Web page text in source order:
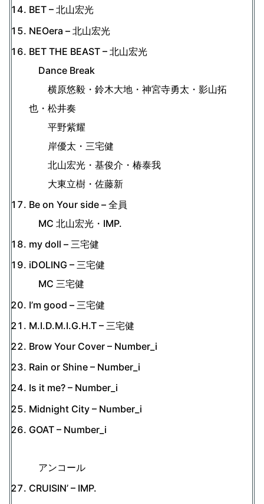
BET – 北山宏光
NEOera – 北山宏光
BET THE BEAST – 北山宏光
Dance Break
横原悠毅・鈴木大地・神宮寺勇太・影山拓
也・松井奏
平野紫耀
岸優太・三宅健
北山宏光・基俊介・椿泰我
大東立樹・佐藤新
Be on Your side – 全員
MC 北山宏光・IMP.
my doll – 三宅健
iDOLING – 三宅健
MC 三宅健
I’m good – 三宅健
M.I.D.M.I.G.H.T – 三宅健
Brow Your Cover – Number_i
Rain or Shine – Number_i
Is it me? – Number_i
Midnight City – Number_i
GOAT – Number_i
アンコール
CRUISIN’ – IMP.